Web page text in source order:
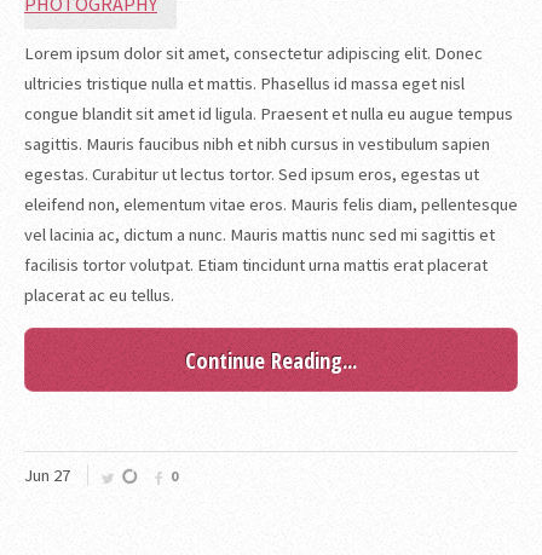
Jun 27 0
Lorem ipsum dolor sit amet, consectetur adipiscing elit. Donec
ultricies tristique nulla et mattis. Phasellus id massa eget nisl
congue blandit sit amet id ligula. Praesent et nulla eu augue tempus
sagittis. Mauris faucibus nibh et nibh cursus in vestibulum sapien
egestas. Curabitur ut lectus tortor. Sed ipsum eros, egestas ut
eleifend non, elementum vitae eros. Mauris felis diam, pellentesque
vel lacinia ac, dictum a nunc. Mauris mattis nunc sed mi sagittis et
facilisis tortor volutpat. Etiam tincidunt urna mattis erat placerat
placerat ac eu tellus.
Continue Reading...